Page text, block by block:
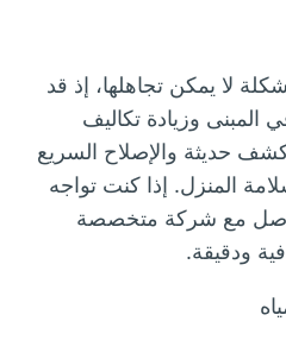
لا يمكن تجاهلها، إذ قد
وزيادة تكاليف
حديثة والإصلاح السريع
المنزل. إذا كنت تواجه
مع شركة متخصصة
ودقيقة.